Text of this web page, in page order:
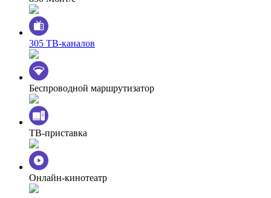
305 ТВ-каналов
Беспроводной маршрутизатор
ТВ-приставка
Онлайн-кинотеатр